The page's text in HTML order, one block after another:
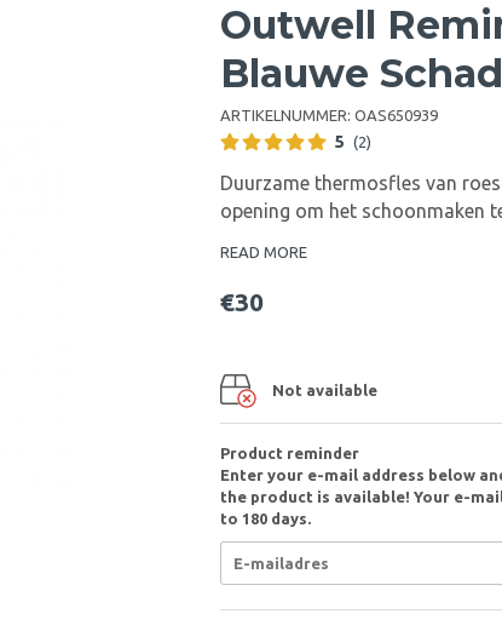
Outwell
Blauwe
ARTIKELNUMMER: OAS650939
5 (2)
Duurzame thermosfles van
opening om het schoonmaken
READ MORE
€30
Not available
Product reminder
Enter your e-mail address below
the product is available! Your e-
to 180 days.